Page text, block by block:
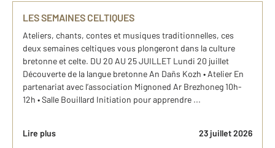
LES SEMAINES CELTIQUES
Ateliers, chants, contes et musiques traditionnelles, ces
deux semaines celtiques vous plongeront dans la culture
bretonne et celte. DU 20 AU 25 JUILLET Lundi 20 juillet
Découverte de la langue bretonne An Dañs Kozh • Atelier En
partenariat avec l’association Mignoned Ar Brezhoneg 10h-
12h • Salle Bouillard Initiation pour apprendre ...
Lire plus 23 juillet 2026